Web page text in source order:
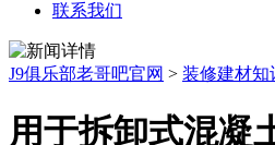
联系我们
J9俱乐部老哥吧官网 > 装修建材知
用于拆卸式混凝